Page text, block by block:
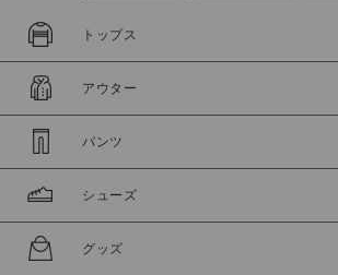
トップス
アウター
パンツ
シューズ
グッズ